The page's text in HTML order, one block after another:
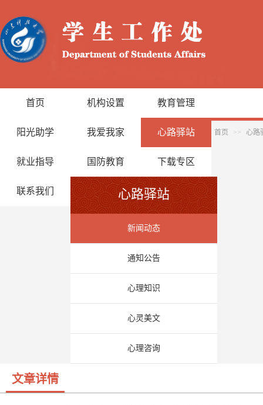
首页 机构设置 教育管理
阳光助学 我爱我家 心路驿站
就业指导 国防教育 下载专区
联系我们
首页 >> 心路
心路驿站
新闻动态
通知公告
心理知识
心灵美文
心理咨询
文章详情